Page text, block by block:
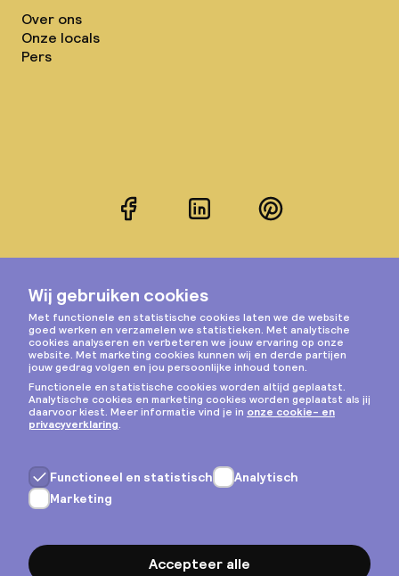
Over ons
Onze locals
Pers
FacebookLinkedInPinterest
Instagram
Privacy & cookies
Algemene voorwaarden